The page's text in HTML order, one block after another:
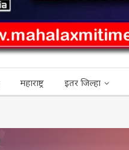
महाराष्ट्र इतर जिल्हा